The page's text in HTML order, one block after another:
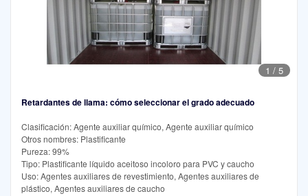
1 / 5
Retardantes de llama: cómo seleccionar el grado adecuado
Clasificación: Agente auxiliar químico, Agente auxiliar químico
Otros nombres: Plastificante
Pureza: 99%
Tipo: Plastificante líquido aceitoso incoloro para PVC y caucho
Uso: Agentes auxiliares de revestimiento, Agentes auxiliares de
plástico, Agentes auxiliares de caucho